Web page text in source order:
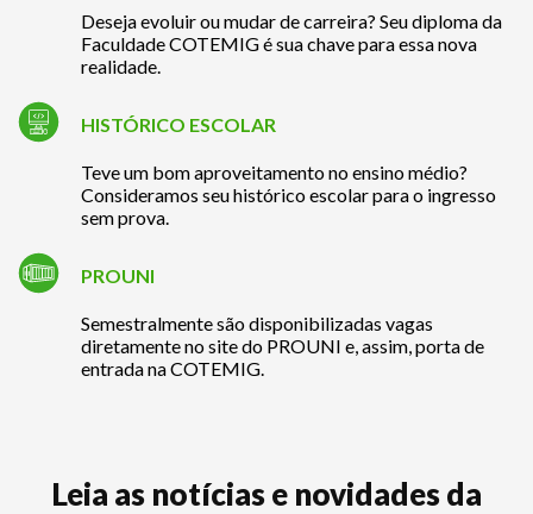
Deseja evoluir ou mudar de carreira? Seu diploma da
Faculdade COTEMIG é sua chave para essa nova
realidade.
HISTÓRICO ESCOLAR
Teve um bom aproveitamento no ensino médio?
Consideramos seu histórico escolar para o ingresso
sem prova.
PROUNI
Semestralmente são disponibilizadas vagas
diretamente no site do PROUNI e, assim, porta de
entrada na COTEMIG.
Leia as notícias e novidades da